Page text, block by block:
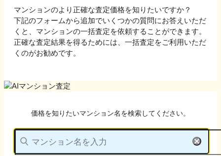
マンションのより正確な査定価格を知りたいですか？
下記のフォームから追加でいくつかの質問にお答えいただ
くと、マンションの一括査定を依頼することができます。
正確な査定結果を得るためには、一括査定をご利用いただ
くのがお勧めです。
価格を知りたいマンション名を検索してください。